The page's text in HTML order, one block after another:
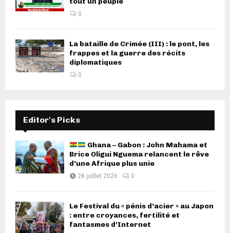
0
La bataille de Crimée (III) : le pont, les
frappes et la guerre des récits
diplomatiques
0
Editor's Picks
Ghana – Gabon : John Mahama et
Brice Oligui Nguema relancent le rêve
d’une Afrique plus unie
28 juillet 2026 0
Le Festival du « pénis d’acier » au Japon
: entre croyances, fertilité et
fantasmes d’Internet